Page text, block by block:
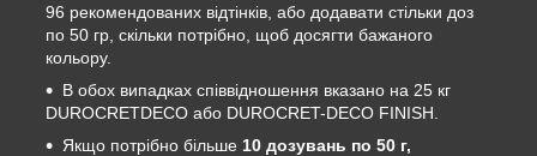
96 рекомендованих відтінків, або додавати стільки доз
по 50 гр, скільки потрібно, щоб досягти бажаного
кольору.
В обох випадках співвідношення вказано на 25 кг
DUROCRETDECO або DUROCRET-DECO FINISH.
Якщо потрібно більше 10 дозувань по 50 г,